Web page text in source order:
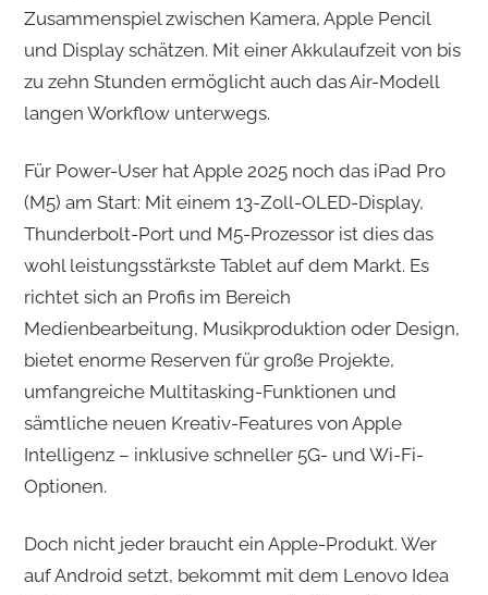
Zusammenspiel zwischen Kamera, Apple Pencil
und Display schätzen. Mit einer Akkulaufzeit von bis
zu zehn Stunden ermöglicht auch das Air-Modell
langen Workflow unterwegs.
Für Power-User hat Apple 2025 noch das iPad Pro
(M5) am Start: Mit einem 13-Zoll-OLED-Display,
Thunderbolt-Port und M5-Prozessor ist dies das
wohl leistungsstärkste Tablet auf dem Markt. Es
richtet sich an Profis im Bereich
Medienbearbeitung, Musikproduktion oder Design,
bietet enorme Reserven für große Projekte,
umfangreiche Multitasking-Funktionen und
sämtliche neuen Kreativ-Features von Apple
Intelligenz – inklusive schneller 5G- und Wi-Fi-
Optionen.
Doch nicht jeder braucht ein Apple-Produkt. Wer
auf Android setzt, bekommt mit dem Lenovo Idea